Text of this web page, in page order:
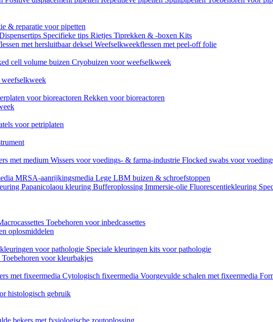
& reparatie voor pipetten
Specifieke tips Rietjes Tiprekken & -boxen Kits
met hersluitbaar deksel Weefselkweekflessen met peel-off folie
cell volume buizen Cryobuizen voor weefselkweek
voor bioreactoren Rekken voor bioreactoren
voor petriplaten
met medium Wissers voor voedings- & farma-industrie Flocked swabs voor
MRSA-aanrijkingsmedia Lege LBM buizen & schroefstoppen
Papanicolaou kleuring Bufferoplossing Immersie-olie Fluorescentiekleuring
Toebehoren voor inbedcassettes
oplosmiddelen
voor pathologie Speciale kleuringen kits voor pathologie
Toebehoren voor kleurbakjes
met fixeermedia Cytologisch fixeermedia Voorgevulde schalen met fixeermedia
histologisch gebruik
bekers met fysiologische zoutoplossing